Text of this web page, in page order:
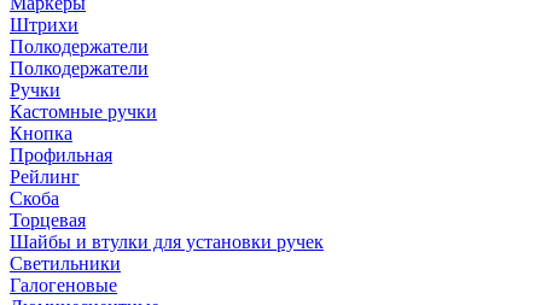
Штрихи
Полкодержатели
Полкодержатели
Ручки
Кастомные ручки
Кнопка
Профильная
Рейлинг
Скоба
Торцевая
Шайбы и втулки для установки ручек
Светильники
Галогеновые